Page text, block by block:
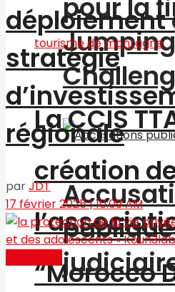
pour la
La CCIS
création
“Morocco
déploiement
stratégie
régionale
parJDT
17 février 2025 | 10:09 AM